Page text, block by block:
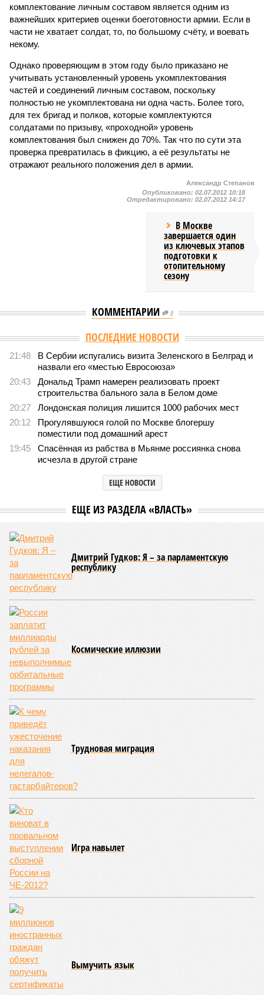
комплектование личным составом является одним из
важнейших критериев оценки боеготовности армии. Если в
части не хватает солдат, то, по большому счёту, и воевать
некому.
Однако проверяющим в этом году было приказано не
учитывать установленный уровень укомплектования
частей и соединений личным составом, поскольку
полностью не укомплектована ни одна часть. Более того,
для тех бригад и полков, которые комплектуются
солдатами по призыву, «проходной» уровень
комплектования был снижен до 70%. Так что по сути эта
проверка превратилась в фикцию, а её результаты не
отражают реального положения дел в армии.
Александр Степанов
Опубликовано: 02.07.2012 10:18
Отредактировано: 02.07.2012 14:17
В Москве
завершается один
из ключевых этапов
подготовки к
отопительному
сезону
КОММЕНТАРИИ 0
ПОСЛЕДНИЕ НОВОСТИ
21:48
В Сербии испугались визита Зеленского в Белград и
назвали его «местью Евросоюза»
20:43
Дональд Трамп намерен реализовать проект
строительства бального зала в Белом доме
20:27
Лондонская полиция лишится 1000 рабочих мест
20:12
Прогулявшуюся голой по Москве блогершу
поместили под домашний арест
19:45
Спасённая из рабства в Мьянме россиянка снова
исчезла в другой стране
ЕЩЕ НОВОСТИ
ЕЩЕ ИЗ РАЗДЕЛА «ВЛАСТЬ»
Дмитрий Гудков: Я – за парламентскую
республику
Космические иллюзии
Трудновая миграция
Игра навылет
Вымучить язык